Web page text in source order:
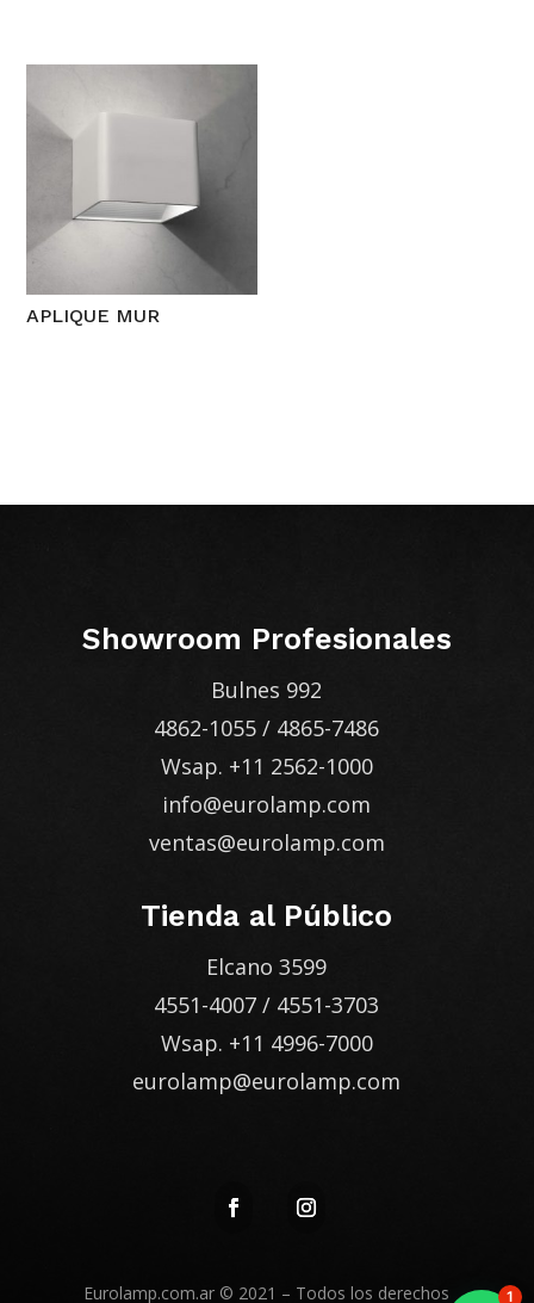
APLIQUE MUR
Showroom Profesionales
Bulnes 992
4862-1055 / 4865-7486
Wsap. +11 2562-1000
info@eurolamp.com
ventas@eurolamp.com
Tienda al Público
Elcano 3599
4551-4007 / 4551-3703
Wsap. +11 4996-7000
eurolamp@eurolamp.com
Eurolamp.com.ar © 2021 – Todos los derechos 1